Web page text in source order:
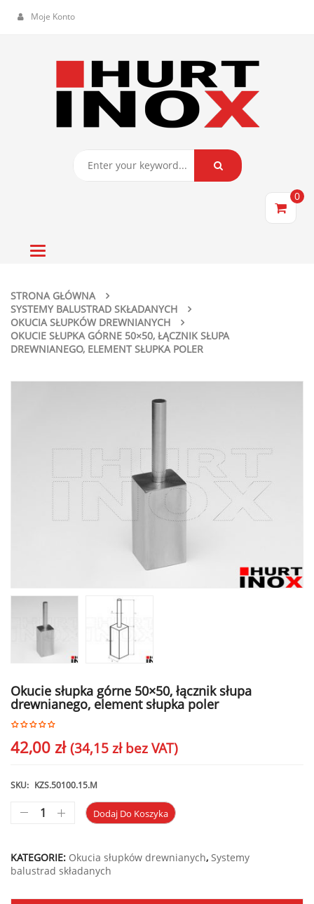
Moje Konto
0
Toggle
STRONA GŁÓWNA
SYSTEMY BALUSTRAD SKŁADANYCH
OKUCIA SŁUPKÓW DREWNIANYCH
OKUCIE SŁUPKA GÓRNE 50×50, ŁĄCZNIK SŁUPA
DREWNIANEGO, ELEMENT SŁUPKA POLER
Okucie słupka górne 50×50, łącznik słupa
drewnianego, element słupka poler
42,00 zł (34,15 złbez VAT)
SKU: KZS.50100.15.M
Dodaj Do Koszyka
KATEGORIE: Okucia słupków drewnianych, Systemy
balustrad składanych